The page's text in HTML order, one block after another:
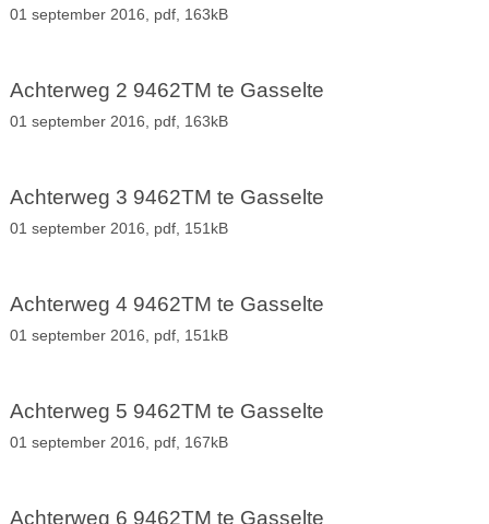
01 september 2016, pdf, 163kB
Achterweg 2 9462TM te Gasselte
01 september 2016, pdf, 163kB
Achterweg 3 9462TM te Gasselte
01 september 2016, pdf, 151kB
Achterweg 4 9462TM te Gasselte
01 september 2016, pdf, 151kB
Achterweg 5 9462TM te Gasselte
01 september 2016, pdf, 167kB
Achterweg 6 9462TM te Gasselte